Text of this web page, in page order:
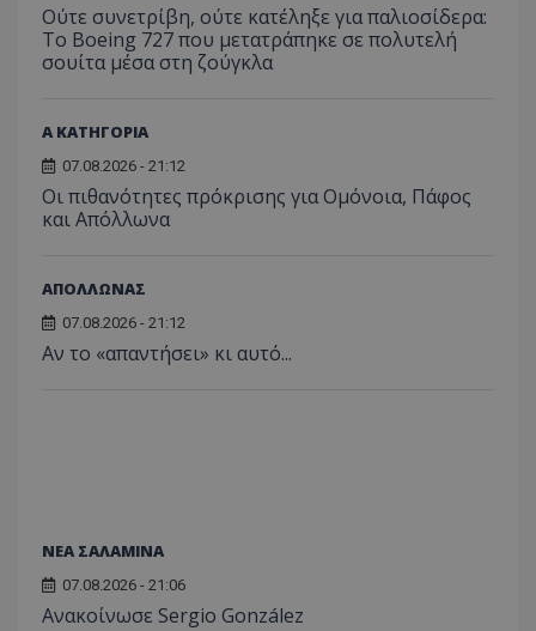
Ούτε συνετρίβη, ούτε κατέληξε για παλιοσίδερα:
Το Boeing 727 που μετατράπηκε σε πολυτελή
σουίτα μέσα στη ζούγκλα
Α ΚΑΤΗΓΟΡΙΑ
07.08.2026 - 21:12
Οι πιθανότητες πρόκρισης για Ομόνοια, Πάφος
και Απόλλωνα
ΑΠΟΛΛΩΝΑΣ
07.08.2026 - 21:12
Αν το «απαντήσει» κι αυτό...
ΝΕΑ ΣΑΛΑΜΙΝΑ
07.08.2026 - 21:06
Ανακοίνωσε Sergio González